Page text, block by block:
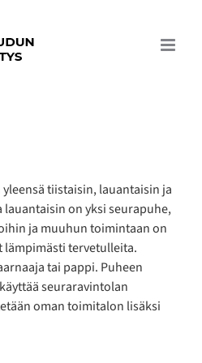
tiistaisin, lauantaisin ja
on yksi seurapuhe,
ja muuhun toimintaan on
lämpimästi tervetulleita.
tai pappi. Puheen
seuraravintolan
oman toimitalon lisäksi